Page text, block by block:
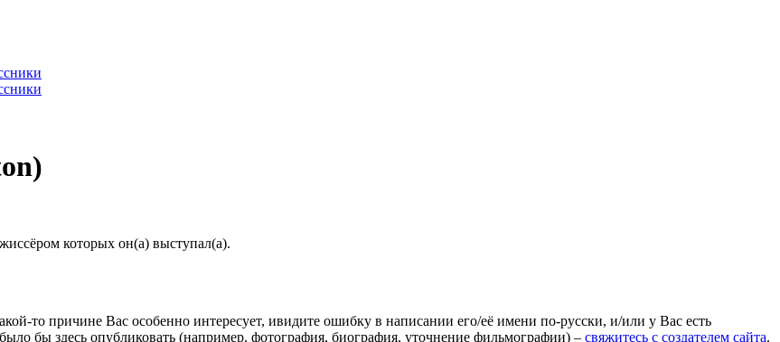
которых он(а) выступал(а).
то причине Вас особенно интересует, ивидите ошибку в написании его/её имени по-русски, и/или у Вас есть
бы здесь опубликовать (например, фотография, биография, уточнение фильмографии) – свяжитесь с создателем сайта.